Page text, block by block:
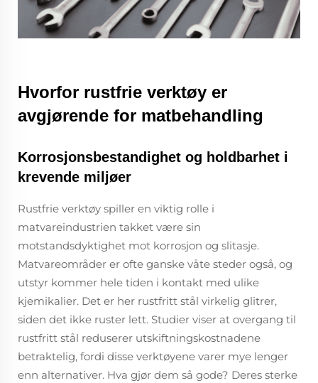
Hvorfor rustfrie verktøy er
avgjørende for matbehandling
Korrosjonsbestandighet og holdbarhet i
krevende miljøer
Rustfrie verktøy spiller en viktig rolle i
matvareindustrien takket være sin
motstandsdyktighet mot korrosjon og slitasje.
Matvareområder er ofte ganske våte steder også, og
utstyr kommer hele tiden i kontakt med ulike
kjemikalier. Det er her rustfritt stål virkelig glitrer,
siden det ikke ruster lett. Studier viser at overgang til
rustfritt stål reduserer utskiftningskostnadene
betraktelig, fordi disse verktøyene varer mye lenger
enn alternativer. Hva gjør dem så gode? Deres sterke